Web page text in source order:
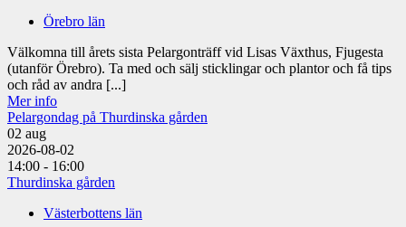
Örebro län
Välkomna till årets sista Pelargonträff vid Lisas Växthus, Fjugesta
(utanför Örebro). Ta med och sälj sticklingar och plantor och få tips
och råd av andra [...]
Mer info
Pelargondag på Thurdinska gården
02 aug
2026-08-02
14:00 - 16:00
Thurdinska gården
Västerbottens län